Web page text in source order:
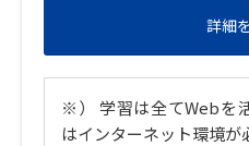
詳細
※） 学習は全てWebを
はインターネット環境が